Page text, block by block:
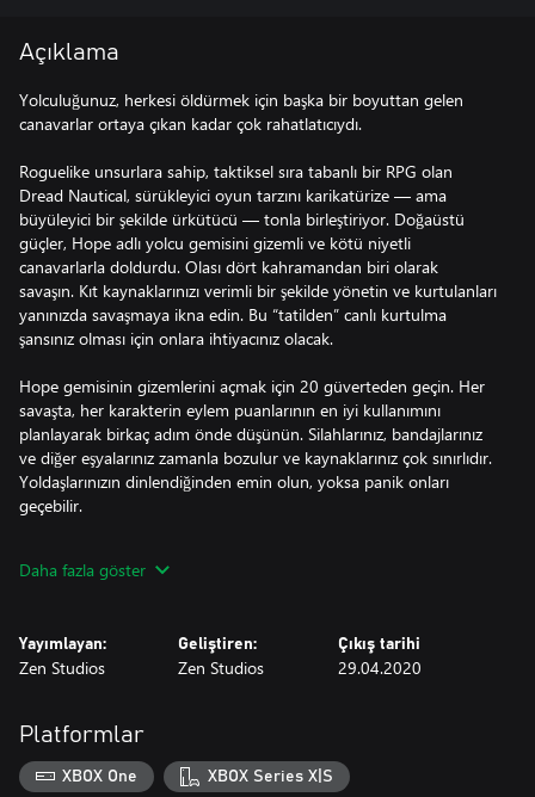
Açıklama
Yolculuğunuz, herkesi öldürmek için başka bir boyuttan gelen
canavarlar ortaya çıkan kadar çok rahatlatıcıydı.
Roguelike unsurlara sahip, taktiksel sıra tabanlı bir RPG olan
Dread Nautical, sürükleyici oyun tarzını karikatürize — ama
büyüleyici bir şekilde ürkütücü — tonla birleştiriyor. Doğaüstü
güçler, Hope adlı yolcu gemisini gizemli ve kötü niyetli
canavarlarla doldurdu. Olası dört kahramandan biri olarak
savaşın. Kıt kaynaklarınızı verimli bir şekilde yönetin ve kurtulanları
yanınızda savaşmaya ikna edin. Bu “tatilden” canlı kurtulma
şansınız olması için onlara ihtiyacınız olacak.
Hope gemisinin gizemlerini açmak için 20 güverteden geçin. Her
savaşta, her karakterin eylem puanlarının en iyi kullanımını
planlayarak birkaç adım önde düşünün. Silahlarınız, bandajlarınız
ve diğer eşyalarınız zamanla bozulur ve kaynaklarınız çok sınırlıdır.
Yoldaşlarınızın dinlendiğinden emin olun, yoksa panik onları
geçebilir.
Daha fazla göster
Yayımlayan:
Zen Studios
Geliştiren:
Zen Studios
Çıkış tarihi
29.04.2020
Platformlar
XBOX One XBOX Series X|S